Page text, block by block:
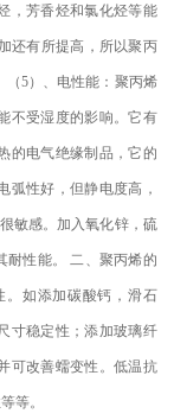
，芳香烃和氯化烃等能
还有所提高，所以聚丙
（5）、电性能：聚丙烯
不受湿度的影响。它有
的电气绝缘制品，它的
弧性好，但静电度高，
敏感。加入氧化锌，硫
耐性能。二、聚丙烯的
。如添加碳酸钙，滑石
寸稳定性；添加玻璃纤
可改善蠕变性。低温抗
等。